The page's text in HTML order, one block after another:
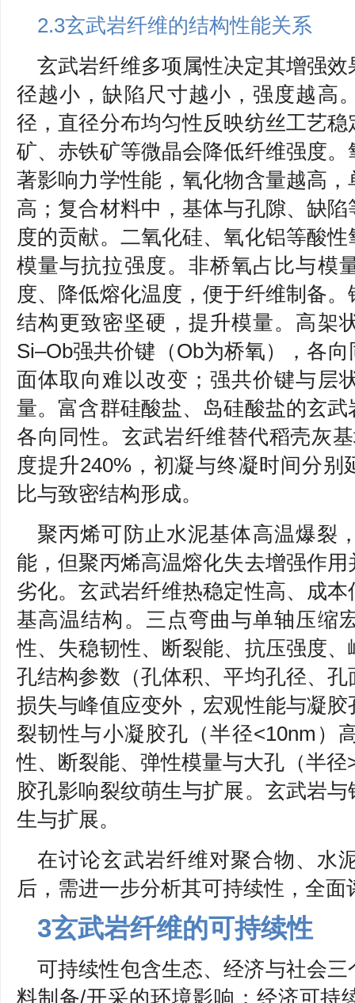
2.3玄武岩纤维的结构性能关系
玄武岩纤维多项属性决定其增强
径越小，缺陷尺寸越小，强度越高
径，直径分布均匀性反映纺丝工艺
矿、赤铁矿等微晶会降低纤维强度
著影响力学性能，氧化物含量越高
高；复合材料中，基体与孔隙、缺
度的贡献。二氧化硅、氧化铝等酸
模量与抗拉强度。非桥氧占比与模
度、降低熔化温度，便于纤维制备
结构更致密坚硬，提升模量。高架
Si–Ob强共价键（Ob为桥氧），各
面体取向难以改变；强共价键与层
量。富含群硅酸盐、岛硅酸盐的玄
各向同性。玄武岩纤维替代稻壳灰
度提升240%，初凝与终凝时间分别
比与致密结构形成。
聚丙烯可防止水泥基体高温爆裂
能，但聚丙烯高温熔化失去增强作
劣化。玄武岩纤维热稳定性高、成
基高温结构。三点弯曲与单轴压缩
性、失稳韧性、断裂能、抗压强度
孔结构参数（孔体积、平均孔径、
损失与峰值应变外，宏观性能与凝
裂韧性与小凝胶孔（半径<10nm）
性、断裂能、弹性模量与大孔（半
胶孔影响裂纹萌生与扩展。玄武岩
生与扩展。
在讨论玄武岩纤维对聚合物、水
后，需进一步分析其可持续性，全
3玄武岩纤维的可持续性
可持续性包含生态、经济与社会
料制备/开采的环境影响；经济可持